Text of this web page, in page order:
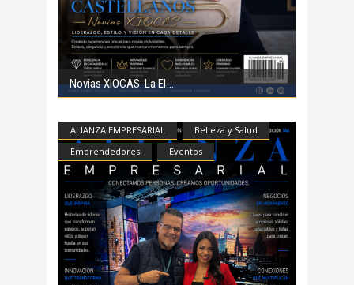
Novias XIOCAS: La El
ALIANZA EMPRESARIAL
Belleza y Salud
Emprendedores
Eventos